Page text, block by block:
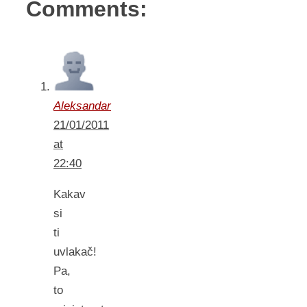
Comments:
Aleksandar
21/01/2011
at
22:40
Kakav
si
ti
uvlakač!
Pa,
to